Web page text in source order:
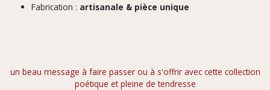
Fabrication : artisanale & pièce unique
un beau message à faire passer ou à s'offrir avec cette collection
poétique et pleine de tendresse